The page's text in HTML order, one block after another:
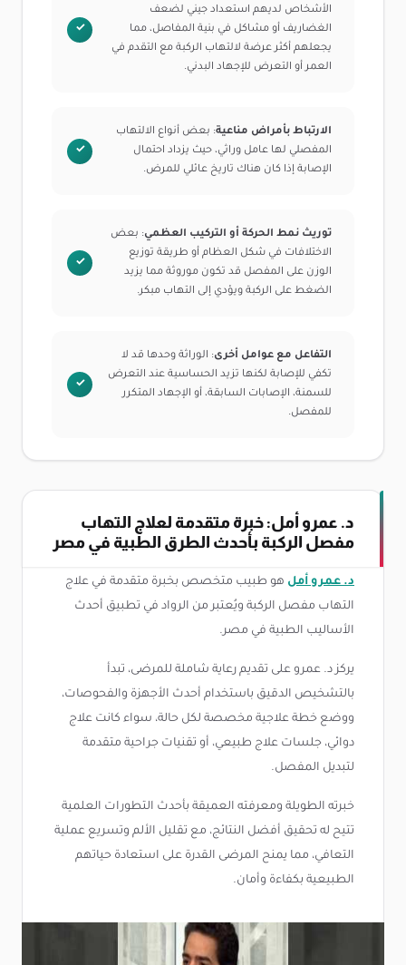
الأشخاص لديهم استعداد جيني لضعف
الغضاريف أو مشاكل في بنية المفاصل، مما
يجعلهم أكثر عرضة لالتهاب الركبة مع التقدم في
العمر أو التعرض للإجهاد البدني.
الارتباط بأمراض مناعية: بعض أنواع الالتهاب
المفصلي لها عامل وراثي، حيث يزداد احتمال
الإصابة إذا كان هناك تاريخ عائلي للمرض.
توريث نمط الحركة أو التركيب العظمي: بعض
الاختلافات في شكل العظام أو طريقة توزيع
الوزن على المفصل قد تكون موروثة مما يزيد
الضغط على الركبة ويؤدي إلى التهاب مبكر.
التفاعل مع عوامل أخرى: الوراثة وحدها قد لا
تكفي للإصابة لكنها تزيد الحساسية عند التعرض
للسمنة، الإصابات السابقة، أو الإجهاد المتكرر
للمفصل.
د. عمرو أمل: خبرة متقدمة لعلاج التهاب
مفصل الركبة بأحدث الطرق الطبية في مصر
د. عمرو أمل هو طبيب متخصص بخبرة متقدمة في علاج
التهاب مفصل الركبة ويُعتبر من الرواد في تطبيق أحدث
الأساليب الطبية في مصر.
يركز د. عمرو على تقديم رعاية شاملة للمرضى، تبدأ
بالتشخيص الدقيق باستخدام أحدث الأجهزة والفحوصات،
ووضع خطة علاجية مخصصة لكل حالة، سواء كانت علاج
دوائي، جلسات علاج طبيعي، أو تقنيات جراحية متقدمة
لتبديل المفصل.
خبرته الطويلة ومعرفته العميقة بأحدث التطورات العلمية
تتيح له تحقيق أفضل النتائج، مع تقليل الألم وتسريع عملية
التعافي، مما يمنح المرضى القدرة على استعادة حياتهم
الطبيعية بكفاءة وأمان.